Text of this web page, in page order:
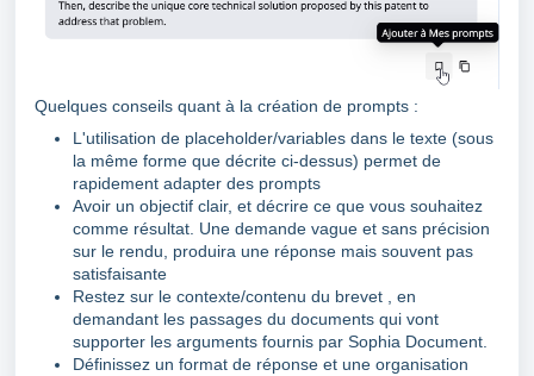
Quelques conseils quant à la création de prompts :
L'utilisation de placeholder/variables dans le texte (sous
la même forme que décrite ci-dessus) permet de
rapidement adapter des prompts
Avoir un objectif clair, et décrire ce que vous souhaitez
comme résultat. Une demande vague et sans précision
sur le rendu, produira une réponse mais souvent pas
satisfaisante
Restez sur le contexte/contenu du brevet , en
demandant les passages du documents qui vont
supporter les arguments fournis par Sophia Document.
Définissez un format de réponse et une organisation